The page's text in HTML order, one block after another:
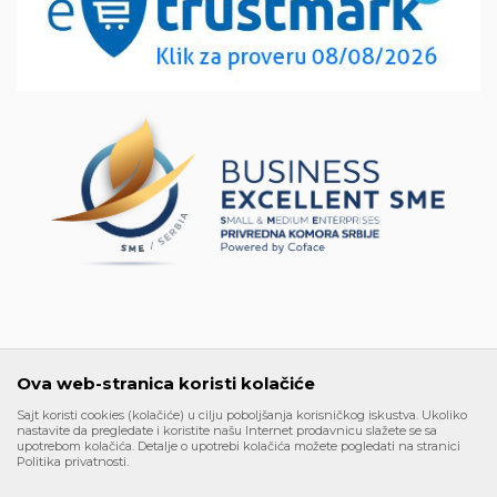
6662951
PEPDV 126331556
Načini plaćanja
Ova web-stranica koristi kolačiće
Sajt koristi cookies (kolačiće) u cilju poboljšanja korisničkog iskustva. Ukoliko
nastavite da pregledate i koristite našu Internet prodavnicu slažete se sa
upotrebom kolačića. Detalje o upotrebi kolačića možete pogledati na stranici
Politika privatnosti.